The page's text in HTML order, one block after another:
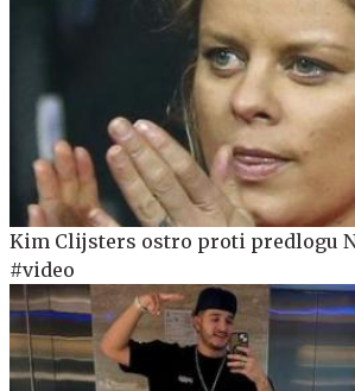
Kim Clijsters ostro proti predlogu
#video